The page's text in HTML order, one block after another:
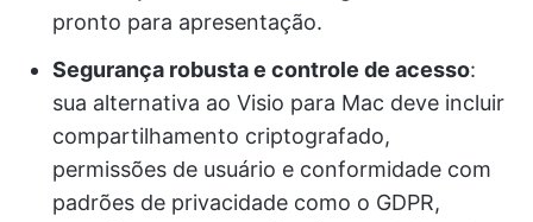
pronto para apresentação.
Segurança robusta e controle de acesso:
sua alternativa ao Visio para Mac deve incluir
compartilhamento criptografado,
permissões de usuário e conformidade com
padrões de privacidade como o GDPR,